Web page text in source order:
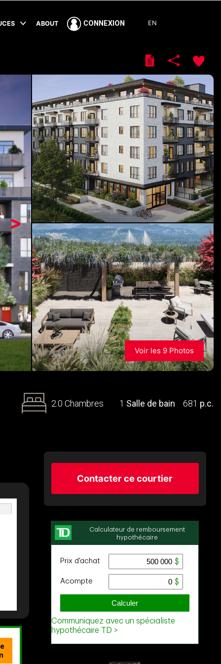
ABOUT CONNEXION EN
>
Voir les 9 Photos
2.0 Chambres 1 Salle de bain 681 p.c.
Contacter ce courtier